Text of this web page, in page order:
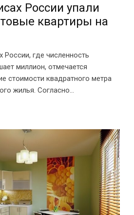
России упали
квартиры на
России, где численность
миллион, отмечается
стоимости квадратного метра
жилья. Согласно...